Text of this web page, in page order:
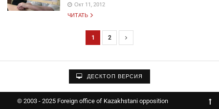
Окт 11, 2012
ЧИТАТЬ
1 2
ДЕСКТОП ВЕРСИЯ
© 2003 - 2025 Foreign office of Kazakhstani opposition